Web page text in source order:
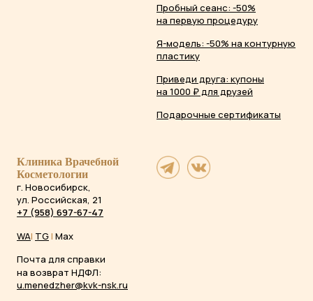
Пробный сеанс: -50%
на первую процедуру
Я-модель: -50% на контурную
пластику
Приведи друга: купоны
на 1000 ₽ для друзей
Подарочные сертификаты
Клиника Врачебной
Косметологии
г. Новосибирск,
ул. Российская, 21
+7 (958) 697-67-47
WA| TG| Max
Почта для справки
на возврат НДФЛ:
u.menedzher@kvk-nsk.ru